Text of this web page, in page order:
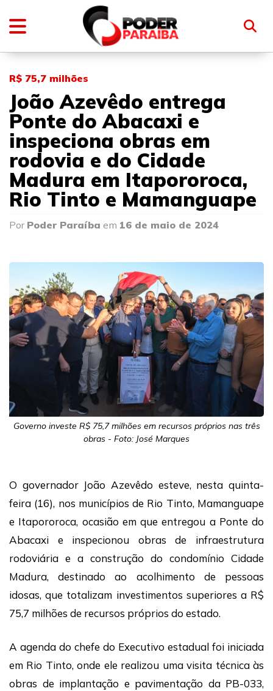
R$ 75,7 milhões
João Azevêdo entrega
Ponte do Abacaxi e
inspeciona obras em
rodovia e do Cidade
Madura em Itapororoca,
Rio Tinto e Mamanguape
Por Poder Paraíba em 16 de maio de 2024
Governo investe R$ 75,7 milhões em recursos próprios nas três
obras - Foto: José Marques
O governador João Azevêdo esteve, nesta quinta-
feira (16), nos municípios de Rio Tinto, Mamanguape
e Itapororoca, ocasião em que entregou a Ponte do
Abacaxi e inspecionou obras de infraestrutura
rodoviária e a construção do condomínio Cidade
Madura, destinado ao acolhimento de pessoas
idosas, que totalizam investimentos superiores a R$
75,7 milhões de recursos próprios do estado.
A agenda do chefe do Executivo estadual foi iniciada
em Rio Tinto, onde ele realizou uma visita técnica às
obras de implantação e pavimentação da PB-033,